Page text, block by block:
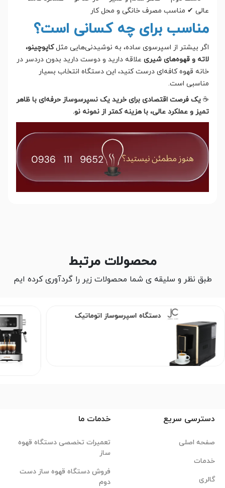
عالی ✔ مناسب مصرف خانگی و محل کار
مناسب برای چه کسانی است؟
اگر بیشتر از اسپرسوی ساده، به نوشیدنی‌هایی مثلکاپوچینو،
لاته و قهوه‌های شیری علاقه دارید و دوست دارید بدون دردسر در
خانه قهوه کافه‌ای درست کنید، این دستگاه انتخاب بسیار
مناسبی است.
☕ یک فرصت اقتصادی برای خرید یک نسپرسوساز حرفه‌ای با ظاهر
تمیز و عملکرد عالی، با هزینه کمتر از نمونه نو.
محصولات مرتبط
طبق نظر و سلیقه ی شما محصولات زیر را گردآوری کرده ایم
دستگاه اسپرسوساز اتوماتیک
دسترسی سریع
صفحه اصلی
خدمات
گالری
خدمات ما
تعمیرات تخصصی دستگاه قهوه
ساز
فروش دستگاه قهوه ساز دست
دوم